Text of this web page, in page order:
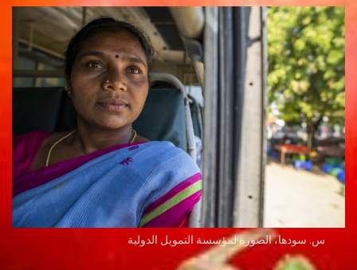
س. سودها، الصورة لمؤسسة التمويل الدولية